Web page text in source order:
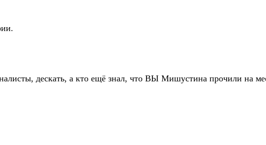
дескать, а кто ещё знал, что ВЫ Мишустина прочили на